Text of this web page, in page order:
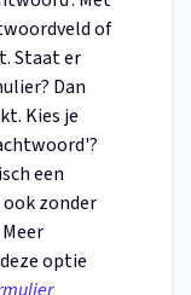
of
Staat er
Dan
Kies je
een
zonder
optie